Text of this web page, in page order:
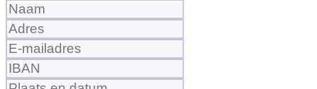
Leave
this
field
blank